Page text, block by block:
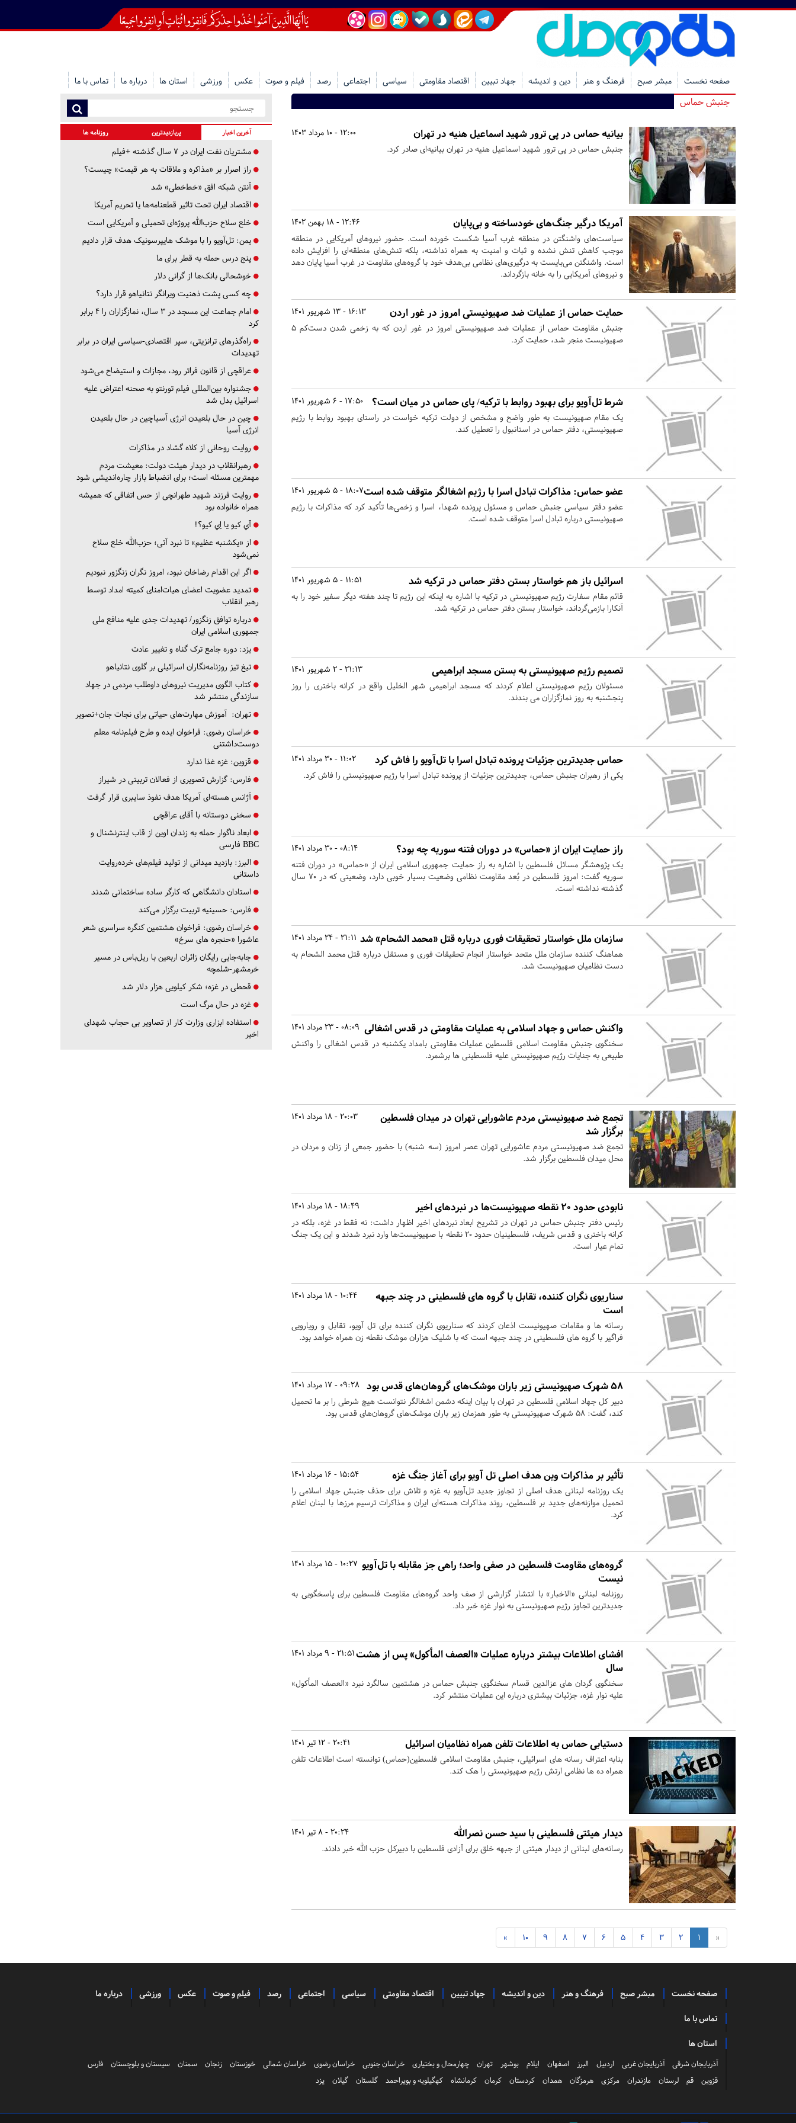
صفحه نخست مبشر صبح فرهنگ و هنر دین و اندیشه جهاد تبیین اقتصاد مقاومتی سیاسی اجتماعی رصد فیلم و صوت عکس ورزشی استان ها درباره ما تماس با ما
جنبش حماس
12:00 - 10 مرداد 1403 بیانیه حماس در پی ترور شهید اسماعیل هنیه در تهران
جنبش حماس در پی ترور شهید اسماعیل هنیه در تهران بیانیه‌ای صادر کرد.
12:46 - 18 بهمن 1402 آمریکا درگیر جنگ‌های خودساخته و بی‌پایان
سیاست‌های واشنگتن در منطقه غرب آسیا شکست خورده است. حضور نیروهای آمریکایی در منطقه
موجب کاهش تنش‌ نشده و ثبات و امنیت به همراه نداشته، بلکه تنش‌های منطقه‌ای را افزایش داده
است. واشنگتن می‌بایست به درگیری‌های نظامی بی‌هدف خود با گروه‌های مقاومت در غرب آسیا پایان دهد
و نیروهای آمریکایی را به خانه بازگرداند.
16:13 - 13 شهریور 1401 حمایت حماس از عملیات ضد صهیونیستی امروز در غور اردن
جنبش مقاومت حماس از عملیات ضد صهیونیستی امروز در غور اردن که به زخمی شدن دست‌کم 5
صهیونیست منجر شد، حمایت کرد.
17:50 - 6 شهریور 1401 شرط تل‌آویو برای بهبود روابط با ترکیه/ پای حماس در میان است؟
یک مقام صهیونیست به طور واضح و مشخص از دولت ترکیه خواست در راستای بهبود روابط با رژیم
صهیونیستی، دفتر حماس در استانبول را تعطیل کند.
18:07 - 5 شهریور 1401عضو حماس: مذاکرات تبادل اسرا با رژیم اشغالگر متوقف شده است
عضو دفتر سیاسی جنبش حماس و مسئول پرونده شهدا، اسرا و زخمی‌ها تأکید کرد که مذاکرات با رژیم
صهیونیستی درباره تبادل اسرا متوقف شده است.
11:51 - 5 شهریور 1401 اسرائیل باز هم خواستار بستن دفتر حماس در ترکیه شد
قائم مقام سفارت رژیم صهیونیستی در ترکیه با اشاره به اینکه این رژیم تا چند هفته دیگر سفیر خود را به
آنکارا بازمی‌گرداند، خواستار بستن دفتر حماس در ترکیه شد.
21:13 - 2 شهریور 1401 تصمیم رژیم صهیونیستی به بستن مسجد ابراهیمی
مسئولان رژیم صهیونیستی اعلام کردند که مسجد ابراهیمی شهر الخلیل واقع در کرانه باختری را روز
پنجشنبه به روز نمازگزاران می بندند.
11:02 - 30 مرداد 1401 حماس جدیدترین جزئیات پرونده تبادل اسرا با تل‌آویو را فاش کرد
یکی از رهبران جنبش حماس، جدیدترین جزئیات از پرونده تبادل اسرا با رژیم صهیونیستی را فاش کرد.
08:14 - 30 مرداد 1401 راز حمایت ایران از «حماس» در دوران فتنه سوریه چه بود؟
یک پژوهشگر مسائل فلسطین با اشاره به راز حمایت جمهوری اسلامی ایران از «حماس» در دوران فتنه
سوریه گفت: امروز فلسطین در بُعد مقاومت نظامی وضعیت بسیار خوبی دارد، وضعیتی که در ۷۰ سال
گذشته نداشته است.
21:11 - 24 مرداد 1401 سازمان ملل خواستار تحقیقات فوری درباره قتل «محمد الشحام» شد
هماهنگ کننده سازمان ملل متحد خواستار انجام تحقیقات فوری و مستقل درباره قتل محمد الشحام به
دست نظامیان صهیونیست شد.
08:09 - 23 مرداد 1401 واکنش حماس و جهاد اسلامی به عملیات مقاومتی در قدس اشغالی
سخنگوی جنبش مقاومت اسلامی فلسطین عملیات مقاومتی بامداد یکشنبه در قدس اشغالی را واکنش
طبیعی به جنایات رژیم صهیونیستی علیه فلسطینی ها برشمرد.
20:03 - 18 مرداد 1401
تجمع ضد صهیونیستی مردم عاشورایی تهران در میدان فلسطین
برگزار شد
تجمع ضد صهیونیستی مردم عاشورایی تهران عصر امروز (سه شنبه) با حضور جمعی از زنان و مردان در
محل میدان فلسطین برگزار شد.
18:49 - 18 مرداد 1401 نابودی حدود ۲۰ نقطه صهیونیست‌ها در نبردهای اخیر
رئیس دفتر جنبش حماس در تهران در تشریح ابعاد نبردهای اخیر اظهار داشت: نه فقط در غزه، بلکه در
کرانه باختری و قدس شریف، فلسطینیان حدود ۲۰ نقطه با صهیونیست‌ها وارد نبرد شدند و این یک جنگ
تمام عیار است.
10:44 - 18 مرداد 1401
سناریوی نگران کننده، تقابل با گروه های فلسطینی در چند جبهه
است
رسانه ها و مقامات صهیونیست اذعان کردند که سناریوی نگران کننده برای تل آویو، تقابل و رویارویی
فراگیر با گروه های فلسطینی در چند جبهه است که با شلیک هزاران موشک نقطه زن همراه خواهد بود.
09:28 - 17 مرداد 1401 ۵۸ شهرک صهیونیستی زیر باران موشک‌های گروهان‌های قدس بود
دبیر کل جهاد اسلامی فلسطین در تهران با بیان اینکه دشمن اشغالگر نتوانست هیچ شرطی را بر ما تحمیل
کند، گفت: ۵۸ شهرک صهیونیستی به طور همزمان زیر باران موشک‌های گروهان‌های قدس بود.
15:54 - 16 مرداد 1401 تأثیر بر مذاکرات وین هدف اصلی تل آویو برای آغاز جنگ غزه
یک روزنامه لبنانی هدف اصلی از تجاوز جدید تل‌آویو به غزه و تلاش برای حذف جنبش جهاد اسلامی را
تحمیل موازنه‌های جدید بر فلسطین، روند مذاکرات هسته‌ای ایران و مذاکرات ترسیم مرزها با لبنان اعلام
کرد.
10:27 - 15 مرداد 1401 گروه‌های مقاومت فلسطین در صفی واحد؛ راهی جز مقابله با تل‌آویو
نیست
روزنامه لبنانی «الاخبار» با انتشار گزارشی از صف واحد گروه‌های مقاومت فلسطین برای پاسخگویی به
جدیدترین تجاوز رژیم صهیونیستی به نوار غزه خبر داد.
21:51 - 9 مرداد 1401افشای اطلاعات بیشتر درباره عملیات «العصف المأکول» پس از هشت
سال
سخنگوی گردان های عزالدین قسام سخنگوی جنبش حماس در هشتمین سالگرد نبرد «العصف المأکول»
علیه نوار غزه، جزئیات بیشتری درباره این عملیات منتشر کرد.
20:41 - 12 تیر 1401 دستیابی حماس به اطلاعات تلفن همراه نظامیان اسرائیل
بنابه اعتراف رسانه های اسرائیلی، جنبش مقاومت اسلامی فلسطین(حماس) توانسته است اطلاعات تلفن
همراه ده ها نظامی ارتش رژیم صهیونیستی را هک کند.
20:24 - 8 تیر 1401 دیدار هیئتی فلسطینی با سید حسن نصرالله
رسانه‌های لبنانی از دیدار هیئتی از جبهه خلق برای آزادی فلسطین با دبیرکل حزب الله خبر دادند.
«
1
2
3
4
5
6
7
8
9
10
»
آخرین اخبار پربازدیدترین روزنامه ها
مشتریان نفت ایران در ۷ سال گذشته +فیلم
راز اصرار بر «مذاکره و ملاقات به هر قیمت» چیست؟
آنتن شبکه افق «خط‌خطی» شد
اقتصاد ایران تحت تاثیر قطعنامه‌ها یا تحریم‌ آمریکا
خلع سلاح حزب‌الله پروژه‌ای تحمیلی و آمریکایی است
یمن: تل‌آویو را با موشک هایپرسونیک هدف قرار دادیم
پنج درس‌ حمله به قطر برای ما
خوشحالی بانک‌ها از گرانی دلار
چه کسی پشت ذهنیت ویرانگر نتانیاهو قرار دارد؟
امام جماعت این مسجد در ۳ سال، نمازگزاران را ۴ برابر
کرد
راه‌گذرهای ترانزیتی، سپر اقتصادی-سیاسی ایران در برابر
تهدیدات
عراقچی از قانون فراتر رود، مجازات و استیضاح می‌شود
جشنواره بین‌المللی فیلم تورنتو به صحنه اعتراض علیه
اسرائیل بدل شد
چین در حال بلعیدن انرژی آسیاچین در حال بلعیدن
انرژی آسیا
روایت روحانی از کلاه گشاد در مذاکرات
رهبرانقلاب در دیدار هیئت دولت: معیشت مردم
مهمترین مسئله است؛ برای انضباط بازار چاره‌اندیشی شود
روایت فرزند شهید طهرانچی از حس اتفاقی که همیشه
همراه خانواده بود
آي كيو يا اِي كيو؟!
از «یکشنبه عظیم» تا نبرد آتی؛ حزب‌الله خلع سلاح
نمی‌شود
اگر این اقدام رضاخان نبود، امروز نگران زنگزور نبودیم
تمدید عضویت اعضای هیات‌امنای کمیته امداد توسط
رهبر انقلاب
درباره توافق زنگزور/ تهدیدات جدی علیه منافع ملی
جمهوری اسلامی ایران
یزد: دوره جامع ترک گناه و تغییر عادت
تیغ تیز روزنامه‌نگاران اسرائیلی بر گلوی نتانیاهو
کتاب الگوی مدیریت نیروهای داوطلب مردمی در جهاد
سازندگی منتشر شد
تهران: آموزش مهارت‌های حیاتی برای نجات جان+تصویر
خراسان رضوی: فراخوان ایده و طرح فیلم‌نامه معلم
دوست‌داشتنی
قزوین: غزه غذا ندارد
فارس: گزارش تصویری از فعالان تربیتی در شیراز
آژانس هسته‌ای آمریکا هدف نفوذ سایبری قرار گرفت
سخنی دوستانه با آقای عراقچی
ابعاد ناگوار حمله به زندان اوین از قاب اینترنشنال و
BBC فارسی
البرز: بازدید میدانی از تولید فیلم‌های خرده‌روایت
داستانی
استادان دانشگاهی که کارگر ساده ساختمانی شدند
فارس: حسینیه تربیت برگزار می‌کند
خراسان رضوی: فراخوان هشتمین کنگره سراسری شعر
عاشورا «حنجره های سرخ»
جابه‌جایی رایگان زائران اربعین با ریل‌باس در مسیر
خرمشهر-شلمچه
قحطی در غزه؛ شکر کیلویی هزار دلار شد
غزه در حال مرگ است
استفاده ابزاری وزارت کار از تصاویر بی حجاب شهدای
اخیر
صفحه نخست مبشر صبح فرهنگ و هنر دین و اندیشه جهاد تبیین اقتصاد مقاومتی سیاسی اجتماعی رصد فیلم و صوت عکس ورزشی درباره ما
تماس با ما
استان ها
آذربایجان شرقی آذربایجان غربی اردبیل البرز اصفهان ایلام بوشهر تهران چهارمحال و بختیاری خراسان جنوبی خراسان رضوی خراسان شمالی خوزستان زنجان سمنان سیستان و بلوچستان
فارس
قزوین
قم لرستان مازندران مرکزی هرمزگان همدان کردستان کرمان کرمانشاه کهگیلویه و بویراحمد گلستان گیلان یزد